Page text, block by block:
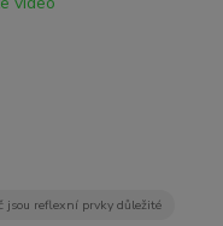
jsou reflexní prvky důležité